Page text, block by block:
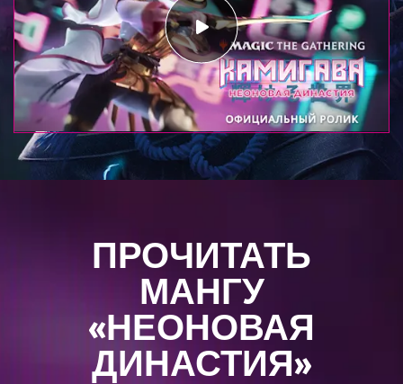
ПРОЧИТАТЬ
МАНГУ
«НЕОНОВАЯ
ДИНАСТИЯ»